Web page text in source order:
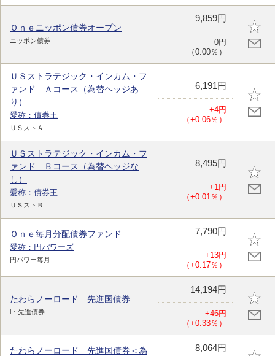
Ｏｎｅニッポン債券オープン
ニッポン債券
9,859円
0円
（0.00％）
ＵＳストラテジック・インカム・フ
ァンド Ａコース（為替ヘッジあ
り）
愛称：債券王
ＵＳストＡ
6,191円
+4円
（+0.06％）
ＵＳストラテジック・インカム・フ
ァンド Ｂコース（為替ヘッジな
し）
愛称：債券王
ＵＳストＢ
8,495円
+1円
（+0.01％）
Ｏｎｅ毎月分配債券ファンド
愛称：円パワーズ
円パワー毎月
7,790円
+13円
（+0.17％）
たわらノーロード 先進国債券
l・先進債券
14,194円
+46円
（+0.33％）
たわらノーロード 先進国債券＜為 8,064円